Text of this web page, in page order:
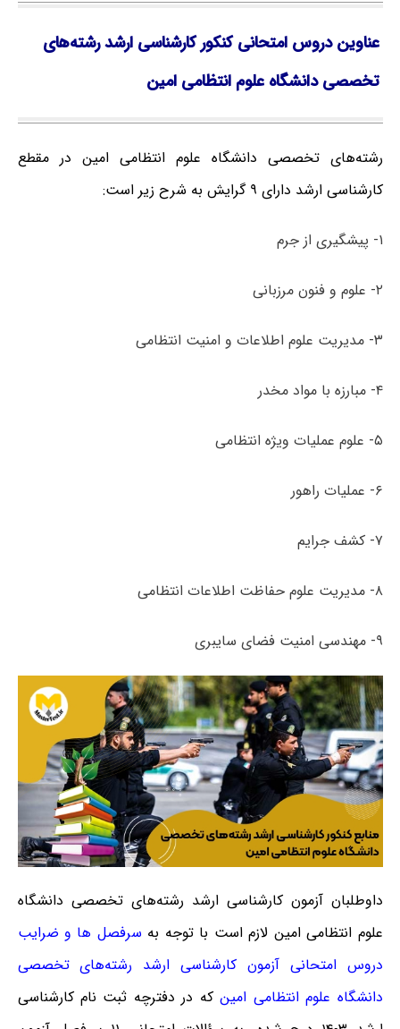
عناوین دروس امتحانی کنکور کارشناسی ارشد رشته‌های
تخصصی دانشگاه علوم انتظامی امین
رشته‌های تخصصی دانشگاه علوم انتظامی امین در مقطع
کارشناسی ارشد دارای ۹ گرایش به شرح زیر است:
۱- پیشگیری از جرم
۲- علوم و فنون مرزبانی
۳- مدیریت علوم اطلاعات و امنیت انتظامی
۴- مبارزه با مواد مخدر
۵- علوم عملیات ویژه انتظامی
۶- عملیات راهور
۷- کشف جرایم
۸- مدیریت علوم حفاظت اطلاعات انتظامی
۹- مهندسی امنیت فضای سایبری
داوطلبان آزمون کارشناسی ارشد رشته‌های تخصصی دانشگاه
علوم انتظامی امین لازم است با توجه به سرفصل ها و ضرایب
دروس امتحانی آزمون کارشناسی ارشد رشته‌های تخصصی
دانشگاه علوم انتظامی امینکه در دفترچه ثبت نام کارشناسی